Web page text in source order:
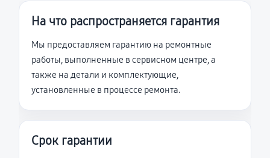
На что распространяется гарантия
Мы предоставляем гарантию на ремонтные
работы, выполненные в сервисном центре, а
также на детали и комплектующие,
установленные в процессе ремонта.
Срок гарантии